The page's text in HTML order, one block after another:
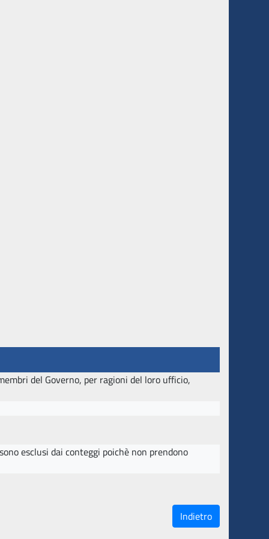
del Governo, per ragioni del loro ufficio,
esclusi dai conteggi poichè non prendono
Indietro